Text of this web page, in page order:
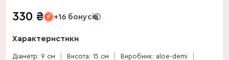
330 ₴ +16 бонусів
Характеристики
Діаметр: 9 см Висота: 15 см
Виробник: aloe-demi